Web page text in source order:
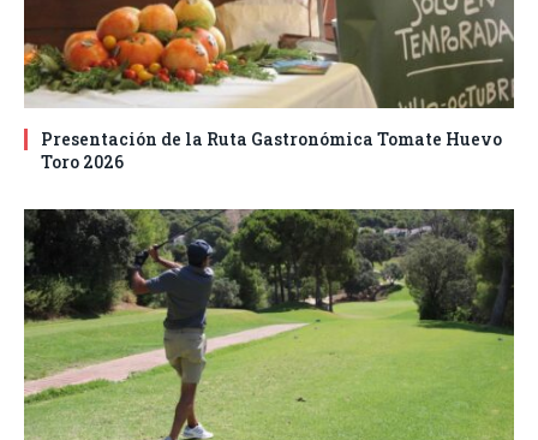
Presentación de la Ruta Gastronómica Tomate Huevo
Toro 2026